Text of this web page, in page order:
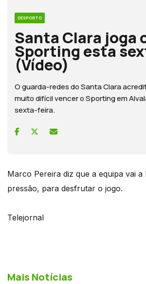
DESPORTO
Santa Clara joga
Sporting esta
(Vídeo)
O guarda-redes do Santa Clara
muito difícil vencer o Sporting em
sexta-feira.
Marco Pereira diz que a equipa vai a
pressão, para desfrutar o jogo.
Telejornal
Mais Notícias